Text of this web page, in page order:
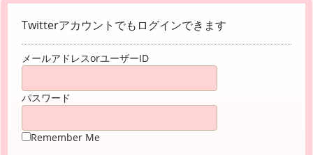
Twitterアカウントでもログインできます
メールアドレスorユーザーID
パスワード
Remember Me